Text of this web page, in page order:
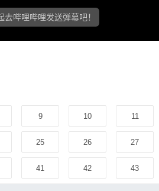
9 10 11
25 26 27
41 42 43